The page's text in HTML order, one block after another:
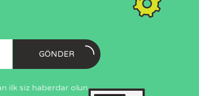
GÖNDER
ilk siz haberdar olun.